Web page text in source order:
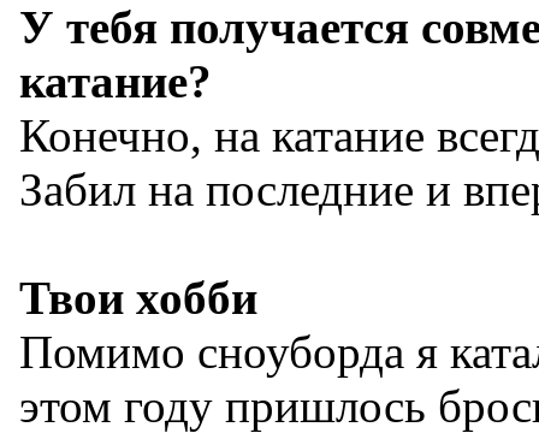
У тебя получается
катание?
Конечно, на катание
Забил на последние и
Твои хобби
Помимо сноуборда я
этом году пришлось